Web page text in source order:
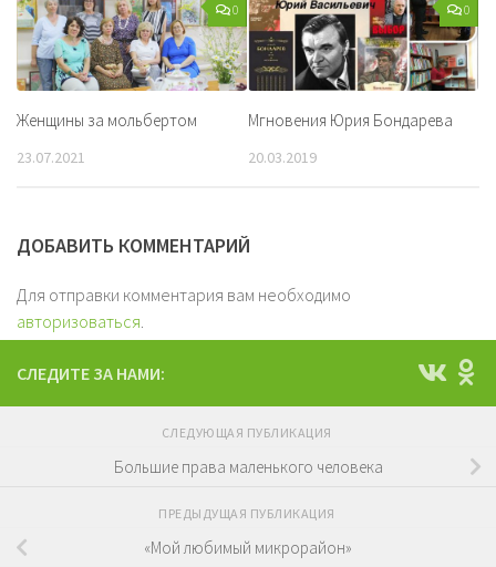
0
Женщины за мольбертом
23.07.2021
0
Мгновения Юрия Бондарева
20.03.2019
ДОБАВИТЬ КОММЕНТАРИЙ
Для отправки комментария вам необходимо
авторизоваться.
СЛЕДИТЕ ЗА НАМИ:
СЛЕДУЮЩАЯ ПУБЛИКАЦИЯ
Большие права маленького человека
ПРЕДЫДУЩАЯ ПУБЛИКАЦИЯ
«Мой любимый микрорайон»